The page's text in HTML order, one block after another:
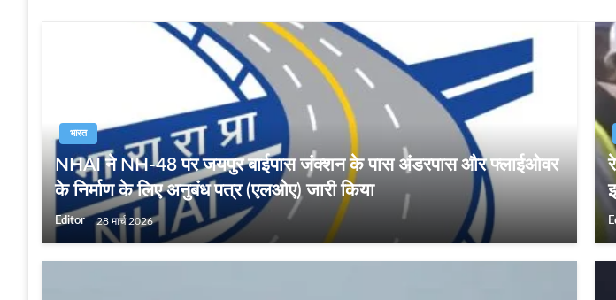
भारत
NHAI ने NH-48 पर जयपुर बाईपास जंक्शन के पास अंडरपास और फ्लाईओवर
के निर्माण के लिए अनुबंध पत्र (एलओए) जारी किया
Editor 28 मार्च 2026